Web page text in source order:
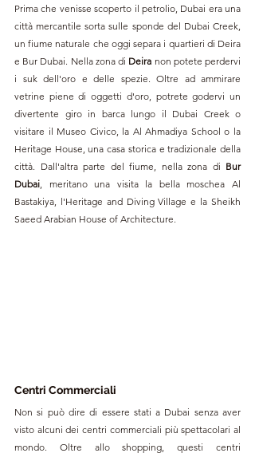
Prima che venisse scoperto il petrolio, Dubai era una
città mercantile sorta sulle sponde del Dubai Creek,
un fiume naturale che oggi separa i quartieri di Deira
e Bur Dubai. Nella zona di Deira non potete perdervi
i suk dell'oro e delle spezie. Oltre ad ammirare
vetrine piene di oggetti d'oro, potrete godervi un
divertente giro in barca lungo il Dubai Creek o
visitare il Museo Civico, la Al Ahmadiya School o la
Heritage House, una casa storica e tradizionale della
città. Dall'altra parte del fiume, nella zona di Bur
Dubai, meritano una visita la bella moschea Al
Bastakiya, l'Heritage and Diving Village e la Sheikh
Saeed Arabian House of Architecture.
Centri Commerciali
Non si può dire di essere stati a Dubai senza aver
visto alcuni dei centri commerciali più spettacolari al
mondo. Oltre allo shopping, questi centri